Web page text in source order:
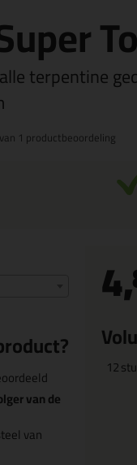
terpentine
1 productbeoordeling
van de
van
4,
12